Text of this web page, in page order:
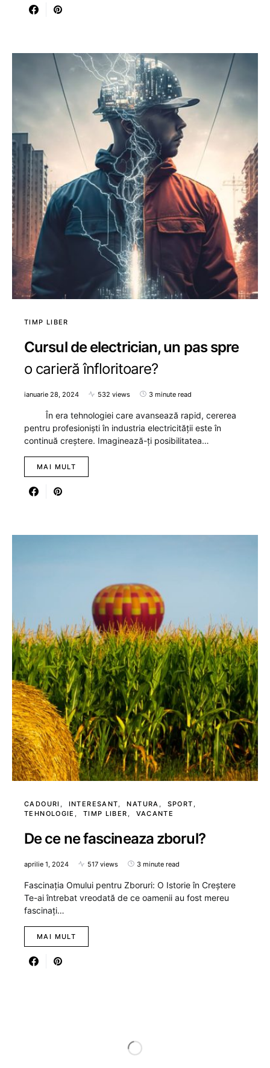
TIMP LIBER
Cursul de electrician, un pas spre
o carieră înfloritoare?
ianuarie 28, 2024 532 views 3 minute read
În era tehnologiei care avansează rapid, cererea
pentru profesioniști în industria electricității este în
continuă creștere. Imaginează-ți posibilitatea…
MAI MULT
CADOURI INTERESANT NATURA
SPORT
TEHNOLOGIE
TIMP LIBER VACANTE
De ce ne fascineaza zborul?
aprilie 1, 2024 517 views 3 minute read
Fascinația Omului pentru Zboruri: O Istorie în Creștere
Te-ai întrebat vreodată de ce oamenii au fost mereu
fascinați…
MAI MULT